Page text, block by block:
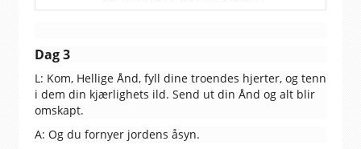
Dag 3
L: Kom, Hellige Ånd, fyll dine troendes hjerter, og tenn
i dem din kjærlighets ild. Send ut din Ånd og alt blir
omskapt.
A: Og du fornyer jordens åsyn.